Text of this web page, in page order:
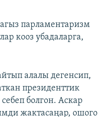
парламентаризм
кооз убадаларга,
алалы дегенсип,
президенттик
болгон. Аскар
жактасаңар, ошого